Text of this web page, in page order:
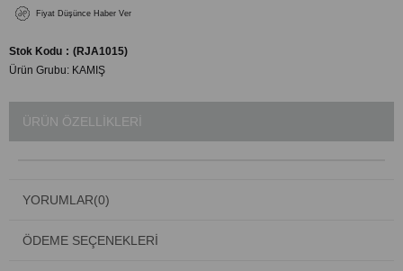
Fiyat Düşünce Haber Ver
Stok Kodu
(RJA1015)
Ürün Grubu: KAMIŞ
ÜRÜN ÖZELLIKLERI
YORUMLAR(0)
ÖDEME SEÇENEKLERI